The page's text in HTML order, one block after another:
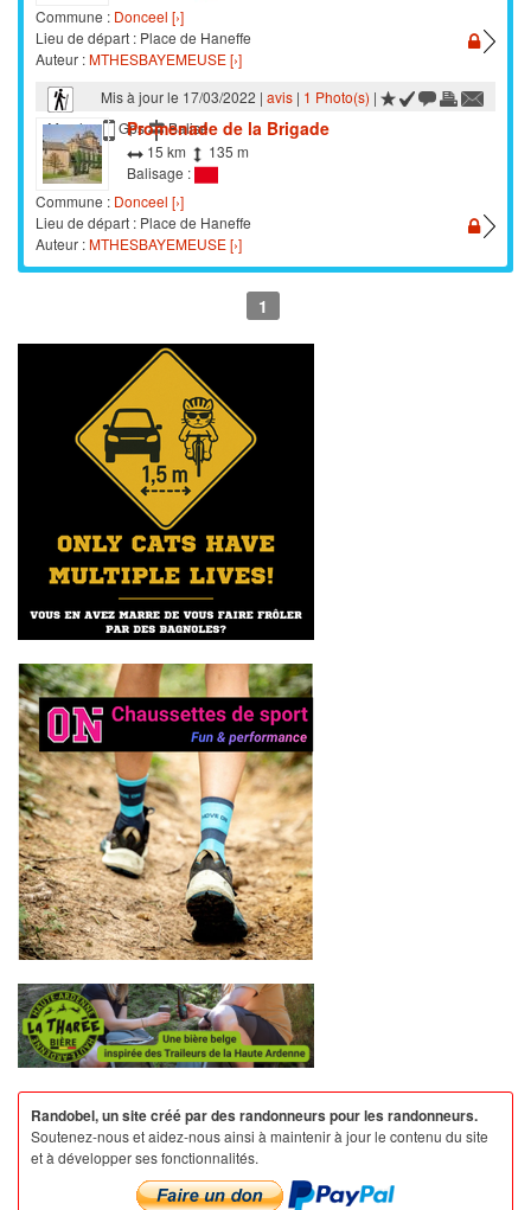
Commune : Donceel [›]
Lieu de départ : Place de Haneffe
Auteur :MTHESBAYEMEUSE [›]
Mis à jour le 17/03/2022 | avis| 1 Photo(s) |
Marche
Gps Balisé
Promenade de la Brigade
15 km
135 m
Balisage :
Commune : Donceel [›]
Lieu de départ : Place de Haneffe
Auteur :MTHESBAYEMEUSE [›]
1
Randobel, un site créé par des randonneurs pour les randonneurs.
Soutenez-nous et aidez-nous ainsi à maintenir à jour le contenu du site
et à développer ses fonctionnalités.